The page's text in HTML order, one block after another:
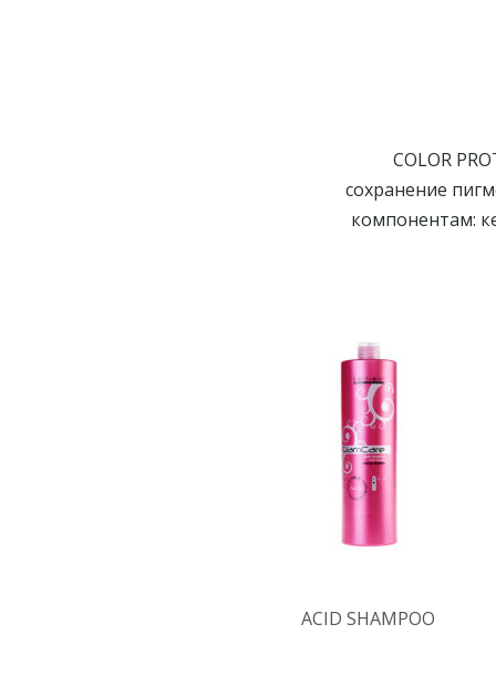
COLOR
сохранение
компонентам:
ACID SHAMPOO